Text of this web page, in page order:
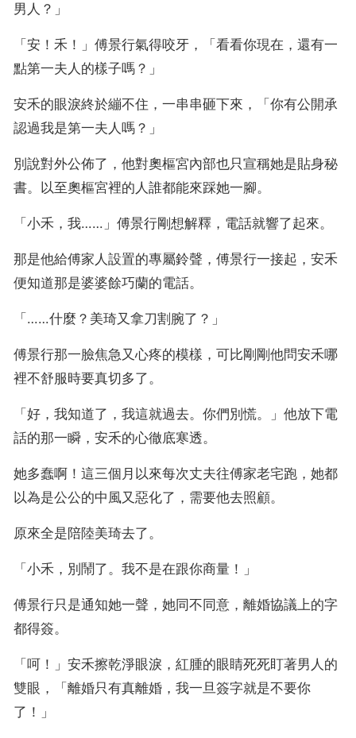
男人？」
「安！禾！」傅景行氣得咬牙，「看看你現在，還有一
點第一夫人的樣子嗎？」
安禾的眼淚終於繃不住，一串串砸下來，「你有公開承
認過我是第一夫人嗎？」
別說對外公佈了，他對奧樞宮內部也只宣稱她是貼身秘
書。以至奧樞宮裡的人誰都能來踩她一腳。
「小禾，我……」傅景行剛想解釋，電話就響了起來。
那是他給傅家人設置的專屬鈴聲，傅景行一接起，安禾
便知道那是婆婆餘巧蘭的電話。
「……什麼？美琦又拿刀割腕了？」
傅景行那一臉焦急又心疼的模樣，可比剛剛他問安禾哪
裡不舒服時要真切多了。
「好，我知道了，我這就過去。你們別慌。」他放下電
話的那一瞬，安禾的心徹底寒透。
她多蠢啊！這三個月以來每次丈夫往傅家老宅跑，她都
以為是公公的中風又惡化了，需要他去照顧。
原來全是陪陸美琦去了。
「小禾，別鬧了。我不是在跟你商量！」
傅景行只是通知她一聲，她同不同意，離婚協議上的字
都得簽。
「呵！」安禾擦乾淨眼淚，紅腫的眼睛死死盯著男人的
雙眼，「離婚只有真離婚，我一旦簽字就是不要你
了！」